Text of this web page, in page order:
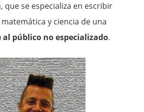
, que se especializa en escribir
y ciencia de una
al público no especializado.